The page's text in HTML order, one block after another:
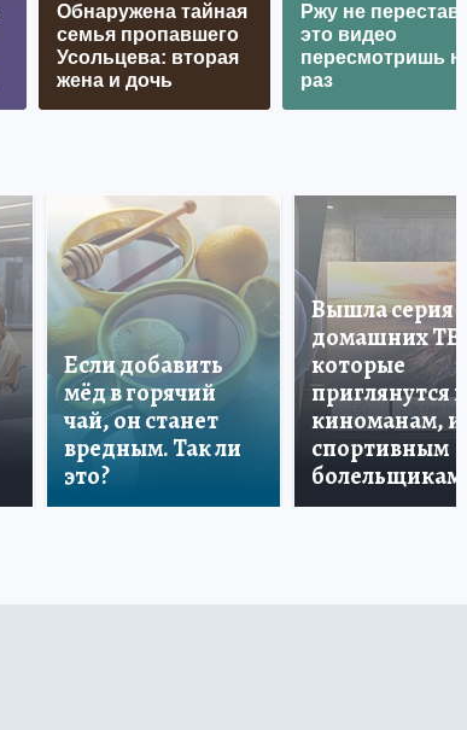
Обнаружена тайная
семья пропавшего
Усольцева: вторая
жена и дочь
Ржу не
это видео
пересмотришь не
раз
Если добавить
мёд в горячий
чай, он станет
вредным. Так ли
это?
Вышла серия
домашних ТВ,
которые
приглянутся и
киноманам, и
спортивным
болельщикам